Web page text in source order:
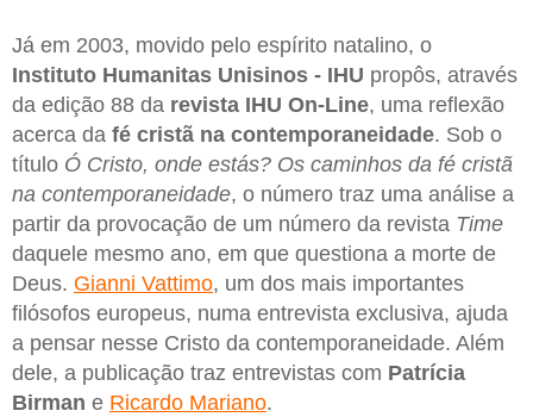
Já em 2003, movido pelo espírito natalino, o
Instituto Humanitas Unisinos - IHU propôs, através
da edição 88 da revista IHU On-Line, uma reflexão
acerca da fé cristã na contemporaneidade. Sob o
título Ó Cristo, onde estás? Os caminhos da fé cristã
na contemporaneidade, o número traz uma análise a
partir da provocação de um número da revista Time
daquele mesmo ano, em que questiona a morte de
Deus. Gianni Vattimo, um dos mais importantes
filósofos europeus, numa entrevista exclusiva, ajuda
a pensar nesse Cristo da contemporaneidade. Além
dele, a publicação traz entrevistas com Patrícia
Birman e Ricardo Mariano.